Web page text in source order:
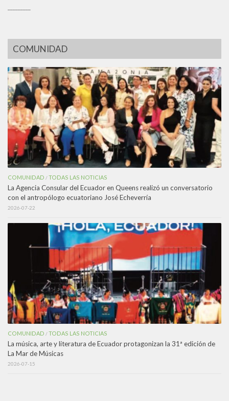
COMUNIDAD
COMUNIDAD /TODAS LAS NOTICIAS
La Agencia Consular del Ecuador en Queens realizó un conversatorio
con el antropólogo ecuatoriano José Echeverría
2026-07-22
COMUNIDAD /TODAS LAS NOTICIAS
La música, arte y literatura de Ecuador protagonizan la 31ª edición de
La Mar de Músicas
2026-07-15